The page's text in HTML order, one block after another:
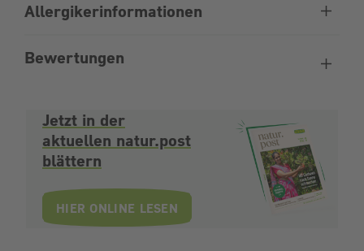
Allergikerinformationen
Bewertungen
Jetzt in der
aktuellen natur.post
blättern
HIER ONLINE LESEN